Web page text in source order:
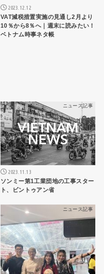
2023.12.12
VAT減税措置実施の見通し2月より
10％から8％へ｜週末に読みたい！
ベトナム時事ネタ帳
ニュース記事
2023.11.13
ソンミー第1工業団地の工事スター
ト、ビントゥアン省
ニュース記事